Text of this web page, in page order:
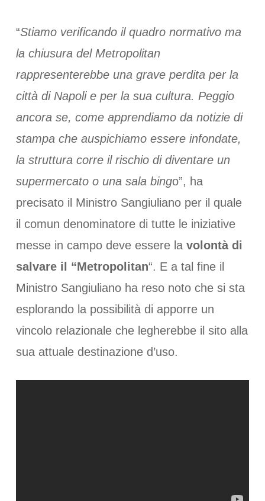
“Stiamo verificando il quadro normativo ma
la chiusura del Metropolitan
rappresenterebbe una grave perdita per la
città di Napoli e per la sua cultura. Peggio
ancora se, come apprendiamo da notizie di
stampa che auspichiamo essere infondate,
la struttura corre il rischio di diventare un
supermercato o una sala bingo”, ha
precisato il Ministro Sangiuliano per il quale
il comun denominatore di tutte le iniziative
messe in campo deve essere lavolontà di
salvare il “Metropolitan“. E a tal fine il
Ministro Sangiuliano ha reso noto che si sta
esplorando la possibilità di apporre un
vincolo relazionale che legherebbe il sito alla
sua attuale destinazione d’uso.